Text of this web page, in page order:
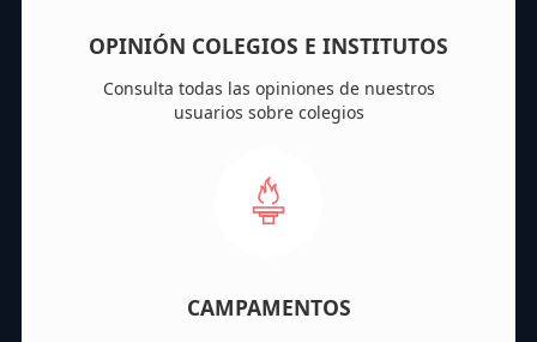
OPINIÓN COLEGIOS E INSTITUTOS
Consulta todas las opiniones de nuestros
usuarios sobre colegios
CAMPAMENTOS